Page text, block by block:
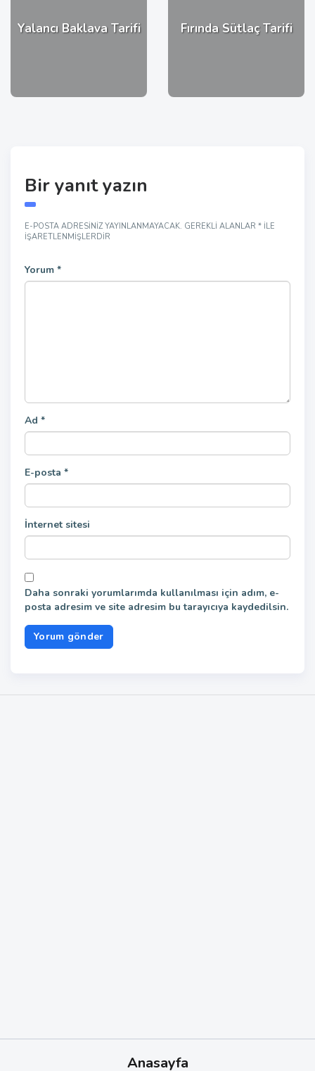
Yalancı Baklava Tarifi Fırında Sütlaç Tarifi
Bir yanıt yazın
E-POSTA ADRESINIZ YAYINLANMAYACAK. GEREKLI ALANLAR * ILE
IŞARETLENMIŞLERDIR
Yorum *
Ad *
E-posta *
İnternet sitesi
Daha sonraki yorumlarımda kullanılması için adım, e-
posta adresim ve site adresim bu tarayıcıya kaydedilsin.
Anasayfa